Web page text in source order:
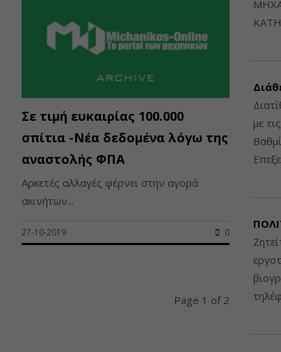
Σε τιμή ευκαιρίας 100.000
σπίτια -Νέα δεδομένα λόγω της
αναστολής ΦΠΑ
Αρκετές αλλαγές φέρνει στην αγορά
ακινήτων...
27-10-2019 0
Page 1 of 2
με